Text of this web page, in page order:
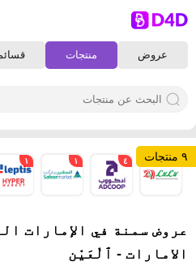
عروض منتجات
٩ منتجات ٣ ٤ ١ ١
عروض سمنة في الإمارات
الامارات - ٱلْعَيْن‎